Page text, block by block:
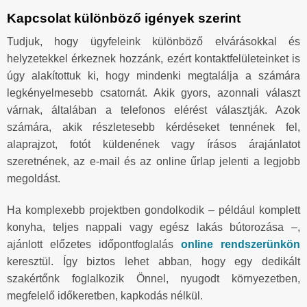
Kapcsolat különböző igények szerint
Tudjuk, hogy ügyfeleink különböző elvárásokkal és
helyzetekkel érkeznek hozzánk, ezért kontaktfelületeinket is
úgy alakítottuk ki, hogy mindenki megtalálja a számára
legkényelmesebb csatornát. Akik gyors, azonnali választ
várnak, általában a telefonos elérést választják. Azok
számára, akik részletesebb kérdéseket tennének fel,
alaprajzot, fotót küldenének vagy írásos árajánlatot
szeretnének, az e-mail és az online űrlap jelenti a legjobb
megoldást.
Ha komplexebb projektben gondolkodik – például komplett
konyha, teljes nappali vagy egész lakás bútorozása –,
ajánlott előzetes időpontfoglalás online rendszerünkön
keresztül. Így biztos lehet abban, hogy egy dedikált
szakértőnk foglalkozik Önnel, nyugodt környezetben,
megfelelő időkeretben, kapkodás nélkül.